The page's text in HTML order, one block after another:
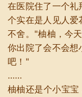
在医院住了一个礼
个实在是人见人爱
不舍。"柚柚，今
你出院了会不会
吧！"
……
柚柚还是个小宝